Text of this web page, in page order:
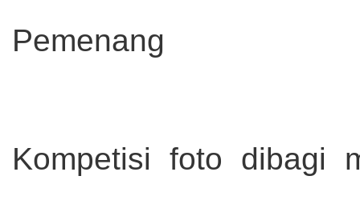
Pemenang
Kompetisi foto dibagi